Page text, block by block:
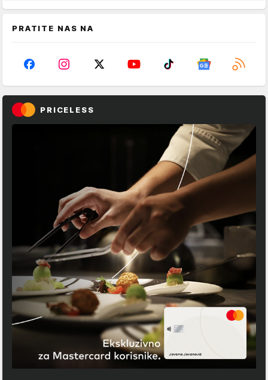
PRATITE NAS NA
PRICELESS